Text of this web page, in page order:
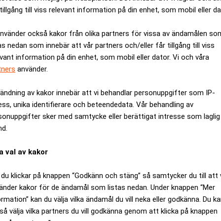
till viss relevant information på din enhet, som mobil eller
också kakor från olika partners för vissa av ändamålen
nedan som innebär att vår partners och/eller får tillgång till viss
information på din enhet, som mobil eller dator. Vi och våra
använder.
av kakor innebär att vi behandlar personuppgifter som IP-
unika identifierare och beteendedata. Vår behandling av
sker med samtycke eller berättigat intresse som laglig
val av kakor
klickar på knappen “Godkänn och stäng” så samtycker du till att
kakor för de ändamål som listas nedan. Under knappen “Mer
kan du välja vilka ändamål du vill neka eller godkänna. Du
välja vilka partners du vill godkänna genom att klicka på knappen
i många fall ännu inte existerar. Att öppna nya
och långa tillståndsprocesser.
och väst upp om framtiden. Realtid
kan det ta många år innan nya gruvprojekt får grönt
upp sin position på marknaden.
tillfällen kunnat pressa konkurrerande projekt genom att
andra delar av världen mindre lönsamma.
företag och konsumenter får vänja sig vid högre kostnader.